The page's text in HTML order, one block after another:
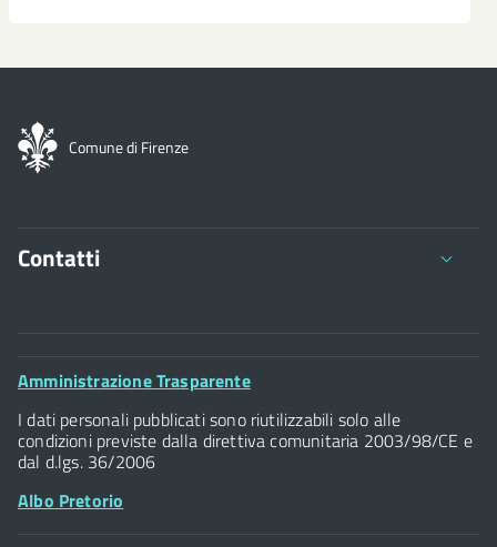
Comune di Firenze
Contatti
Comune di Firenze
Palazzo Vecchio
Piazza della Signoria - 50122, Firenze
Footer
Amministrazione Trasparente
I dati personali pubblicati sono riutilizzabili solo alle
condizioni previste dalla direttiva comunitaria 2003/98/CE e
dal d.lgs. 36/2006
Albo Pretorio